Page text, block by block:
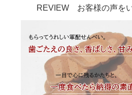
REVIEW お客様の声をい